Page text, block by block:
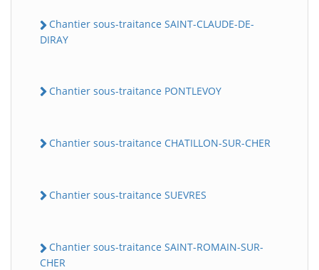
Chantier sous-traitance SAINT-CLAUDE-DE-
DIRAY
Chantier sous-traitance PONTLEVOY
Chantier sous-traitance CHATILLON-SUR-CHER
Chantier sous-traitance SUEVRES
Chantier sous-traitance SAINT-ROMAIN-SUR-
CHER